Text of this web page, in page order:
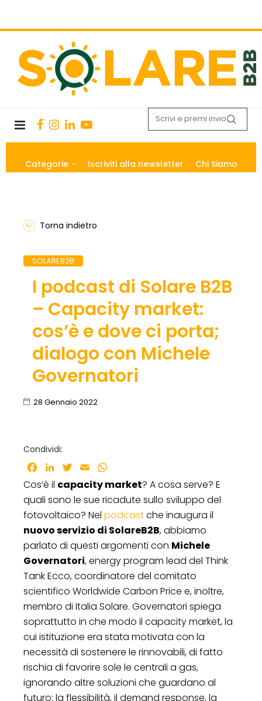
Categorie Iscriviti alla newsletter Chi Siamo
Torna indietro
SOLAREB2B
I podcast di Solare B2B
– Capacity market:
cos’è e dove ci porta;
dialogo con Michele
Governatori
28 Gennaio 2022
Condividi:
Facebook
LinkedInTwitter
Email
Cos’è il capacity market? A cosa serve? E
quali sono le sue ricadute sullo sviluppo del
fotovoltaico? Nel podcastche inaugura il
nuovo servizio di SolareB2B, abbiamo
parlato di questi argomenti con Michele
Governatori, energy program lead del Think
Tank Ecco, coordinatore del comitato
scientifico Worldwide Carbon Price e, inoltre,
membro di Italia Solare. Governatori spiega
soprattutto in che modo il capacity market, la
cui istituzione era stata motivata con la
necessità di sostenere le rinnovabili, di fatto
rischia di favorire sole le centrali a gas,
ignorando altre soluzioni che guardano al
futuro: la flessibilità, il demand response, la